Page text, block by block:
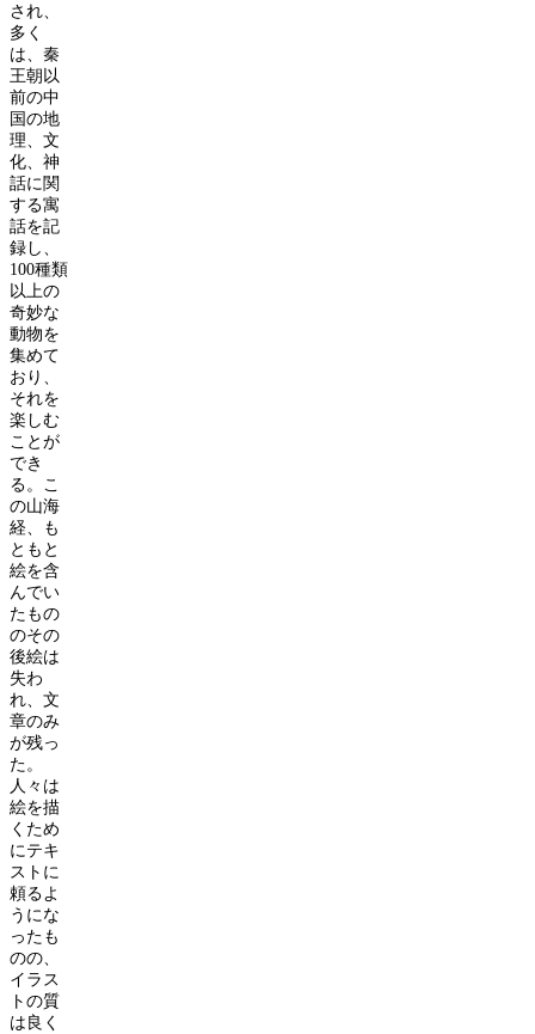
され、
多く
は、秦
王朝以
前の中
国の地
理、文
化、神
話に関
する寓
話を記
録し、
100種類
以上の
奇妙な
動物を
集めて
おり、
それを
楽しむ
ことが
でき
る。こ
の山海
経、も
ともと
絵を含
んでい
たもの
のその
後絵は
失わ
れ、文
章のみ
が残っ
た。
人々は
絵を描
くため
にテキ
ストに
頼るよ
うにな
ったも
のの、
イラス
トの質
は良く